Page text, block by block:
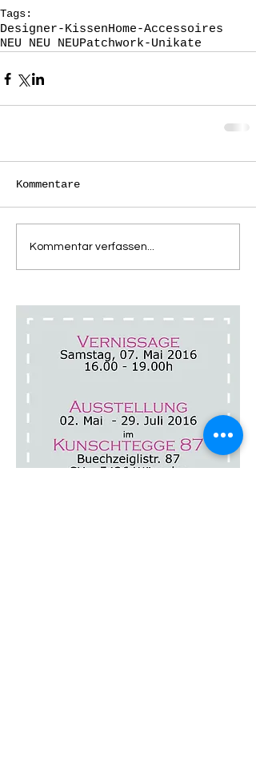
Tags:
Designer-KissenHome-Accessoires
NEU NEU NEUPatchwork-Unikate
Kommentare
Kommentar verfassen...